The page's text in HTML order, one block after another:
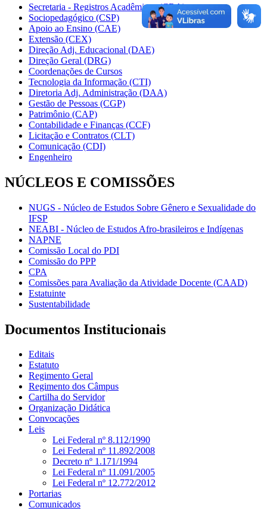
Secretaria - Registros Acadêmicos (CRA)
Sociopedagógico (CSP)
Apoio ao Ensino (CAE)
Extensão (CEX)
Direção Adj. Educacional (DAE)
Direção Geral (DRG)
Coordenações de Cursos
Tecnologia da Informação (CTI)
Diretoria Adj. Administração (DAA)
Gestão de Pessoas (CGP)
Patrimônio (CAP)
Contabilidade e Finanças (CCF)
Licitação e Contratos (CLT)
Comunicação (CDI)
Engenheiro
NÚCLEOS E COMISSÕES
NUGS - Núcleo de Estudos Sobre Gênero e Sexualidade do
IFSP
NEABI - Núcleo de Estudos Afro-brasileiros e Indígenas
NAPNE
Comissão Local do PDI
Comissão do PPP
CPA
Comissões para Avaliação da Atividade Docente (CAAD)
Estatuinte
Sustentabilidade
Documentos Institucionais
Editais
Estatuto
Regimento Geral
Regimento dos Câmpus
Cartilha do Servidor
Organização Didática
Convocações
Leis
Lei Federal nº 8.112/1990
Lei Federal nº 11.892/2008
Decreto nº 1.171/1994
Lei Federal nº 11.091/2005
Lei Federal nº 12.772/2012
Portarias
Comunicados